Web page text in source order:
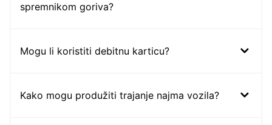
spremnikom goriva?
Mogu li koristiti debitnu karticu?
Kako mogu produžiti trajanje najma vozila?